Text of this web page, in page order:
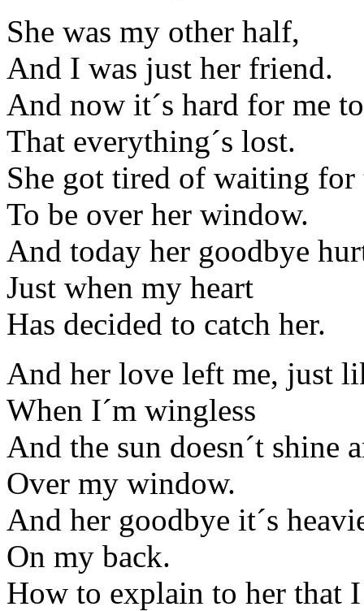
She was my other half,
And I was just her friend.
And now it´s hard for me
That everything´s lost.
She got tired of waiting for
To be over her window.
And today her goodbye
Just when my heart
Has decided to catch her.
And her love left me, just
When I´m wingless
And the sun doesn´t shine
Over my window.
And her goodbye it´s
On my back.
How to explain to her that